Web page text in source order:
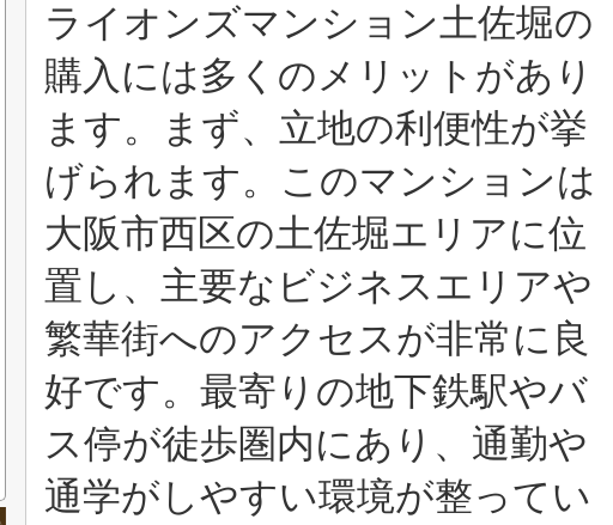
ライオンズマンション土佐堀の
購入には多くのメリットがあり
ます。まず、立地の利便性が挙
げられます。このマンションは
大阪市西区の土佐堀エリアに位
置し、主要なビジネスエリアや
繁華街へのアクセスが非常に良
好です。最寄りの地下鉄駅やバ
ス停が徒歩圏内にあり、通勤や
通学がしやすい環境が整ってい